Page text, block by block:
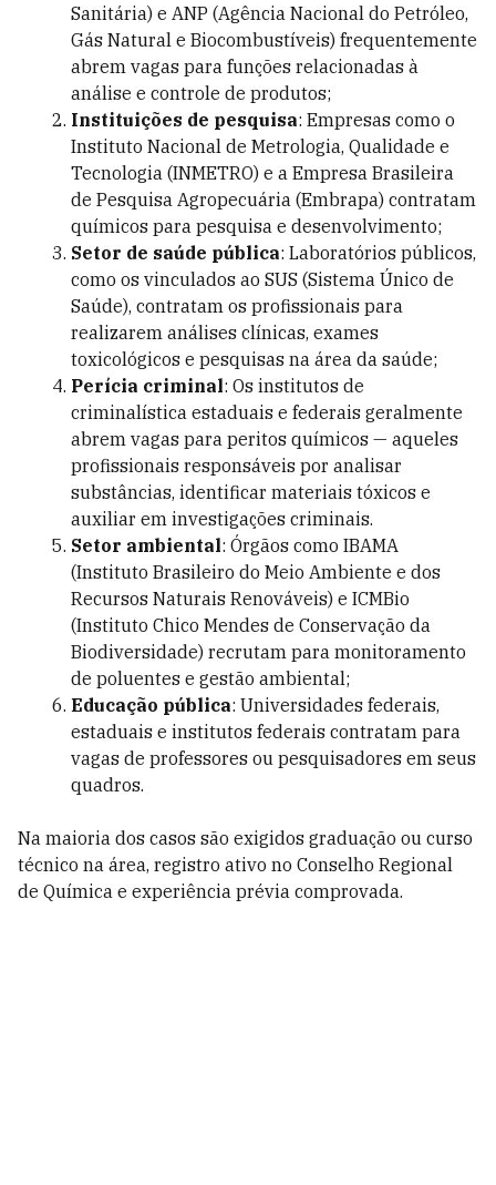
Sanitária) e ANP (Agência Nacional do Petróleo,
Gás Natural e Biocombustíveis) frequentemente
abrem vagas para funções relacionadas à
análise e controle de produtos;
Instituições de pesquisa: Empresas como o
Instituto Nacional de Metrologia, Qualidade e
Tecnologia (INMETRO) e a Empresa Brasileira
de Pesquisa Agropecuária (Embrapa) contratam
químicos para pesquisa e desenvolvimento;
Setor de saúde pública: Laboratórios públicos,
como os vinculados ao SUS (Sistema Único de
Saúde), contratam os profissionais para
realizarem análises clínicas, exames
toxicológicos e pesquisas na área da saúde;
Perícia criminal: Os institutos de
criminalística estaduais e federais geralmente
abrem vagas para peritos químicos — aqueles
profissionais responsáveis por analisar
substâncias, identificar materiais tóxicos e
auxiliar em investigações criminais.
Setor ambiental: Órgãos como IBAMA
(Instituto Brasileiro do Meio Ambiente e dos
Recursos Naturais Renováveis) e ICMBio
(Instituto Chico Mendes de Conservação da
Biodiversidade) recrutam para monitoramento
de poluentes e gestão ambiental;
Educação pública: Universidades federais,
estaduais e institutos federais contratam para
vagas de professores ou pesquisadores em seus
quadros.
Na maioria dos casos são exigidos graduação ou curso
técnico na área, registro ativo no Conselho Regional
de Química e experiência prévia comprovada.